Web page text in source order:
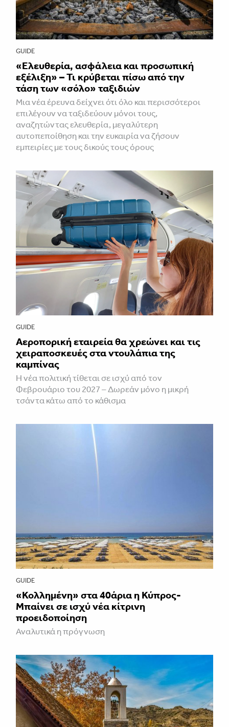
GUIDE
«Ελευθερία, ασφάλεια και προσωπική
εξέλιξη» – Τι κρύβεται πίσω από την
τάση των «σόλο» ταξιδιών
Μια νέα έρευνα δείχνει ότι όλο και περισσότεροι
επιλέγουν να ταξιδεύουν μόνοι τους,
αναζητώντας ελευθερία, μεγαλύτερη
αυτοπεποίθηση και την ευκαιρία να ζήσουν
εμπειρίες με τους δικούς τους όρους
GUIDE
Αεροπορική εταιρεία θα χρεώνει και τις
χειραποσκευές στα ντουλάπια της
καμπίνας
Η νέα πολιτική τίθεται σε ισχύ από τον
Φεβρουάριο του 2027 – Δωρεάν μόνο η μικρή
τσάντα κάτω από το κάθισμα
GUIDE
«Κολλημένη» στα 40άρια η Κύπρος-
Μπαίνει σε ισχύ νέα κίτρινη
προειδοποίηση
Αναλυτικά η πρόγνωση